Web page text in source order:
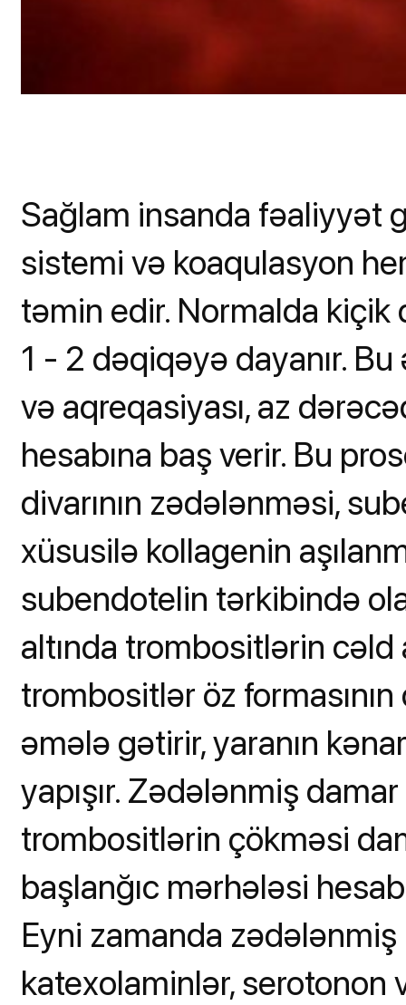
Sağlam insanda fəaliyyət
sistemi və koaqulasyon
təmin edir. Normalda
1 - 2 dəqiqəyə dayanır.
və aqreqasiyası, az
hesabına baş verir. Bu
divarının zədələnməsi,
xüsusilə kollagenin
subendotelin tərkibində
altında trombositlərin
trombositlər öz formasının
əmələ gətirir, yaranın
yapışır. Zədələnmiş
trombositlərin çökməsi
başlanğıc mərhələsi
Eyni zamanda
katexolaminlər,